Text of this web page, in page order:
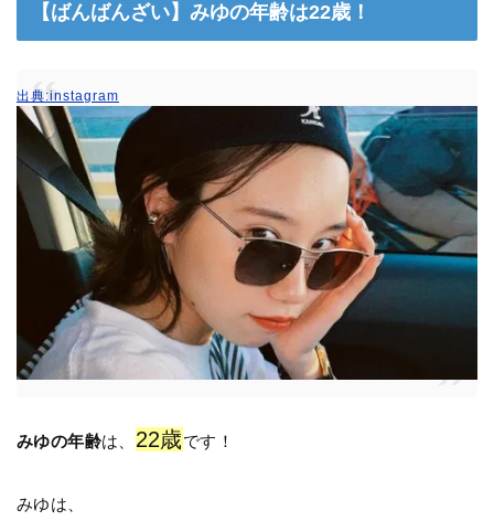
【ばんばんざい】みゆの年齢は22歳！
出典:instagram
みゆの年齢は、 22歳です！
みゆは、